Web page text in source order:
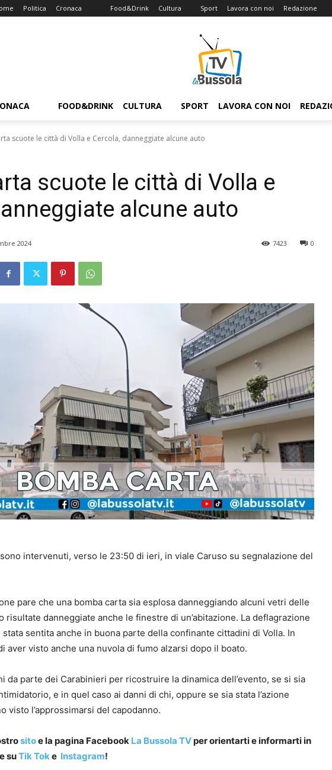
Politica Cronaca Food&Drink Cultura Sport Lavora con noi Redazione
FOOD&DRINK CULTURA SPORT LAVORA CON NOI
scuote le città di Volla e Cercola, danneggiate alcune auto
scuote le città di Volla e
alcune auto
2024 0
7423
intervenuti, verso le 23:50 di ieri, in viale Caruso su segnalazione del
pare che una bomba carta sia esplosa danneggiando alcuni vetri delle
risultate danneggiate anche le finestre di un’abitazione. La deflagrazione
sentita anche in buona parte della confinante cittadini di Volla. In
aver visto anche una nuvola di fumo alzarsi dopo il boato.
da parte dei Carabinieri per ricostruire la dinamica dell’evento, se si sia
e in quel caso ai danni di chi, oppure se sia stata l’azione
visto l’approssimarsi del capodanno.
sitoe la pagina Facebook La Bussola TVper orientarti e informarti in
suTik Toke Instagram!